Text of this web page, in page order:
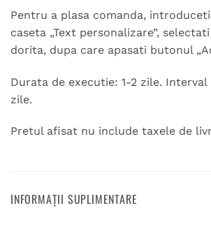
Pentru a plasa comanda,
caseta „Text personalizare”,
dorita, dupa care apasati butonul
Durata de executie: 1-2 zile. Interval
zile.
Pretul afisat nu include taxele de
INFORMAȚII SUPLIMENTARE